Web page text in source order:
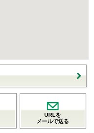
URLを
メールで送る